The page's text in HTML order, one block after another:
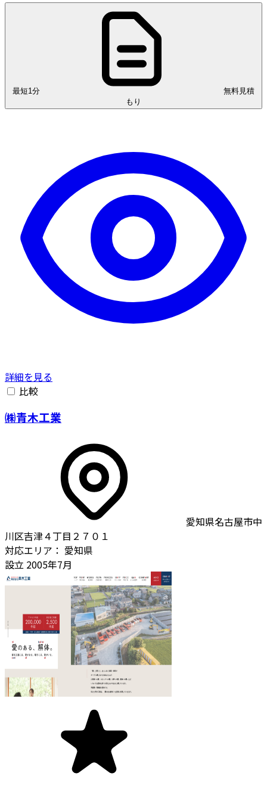
最短1分
もり
詳細を見る
比較
㈱青木工業
愛知県名古屋市中
川区吉津４丁目２７０１
対応エリア： 愛知県
設立 2005年7月